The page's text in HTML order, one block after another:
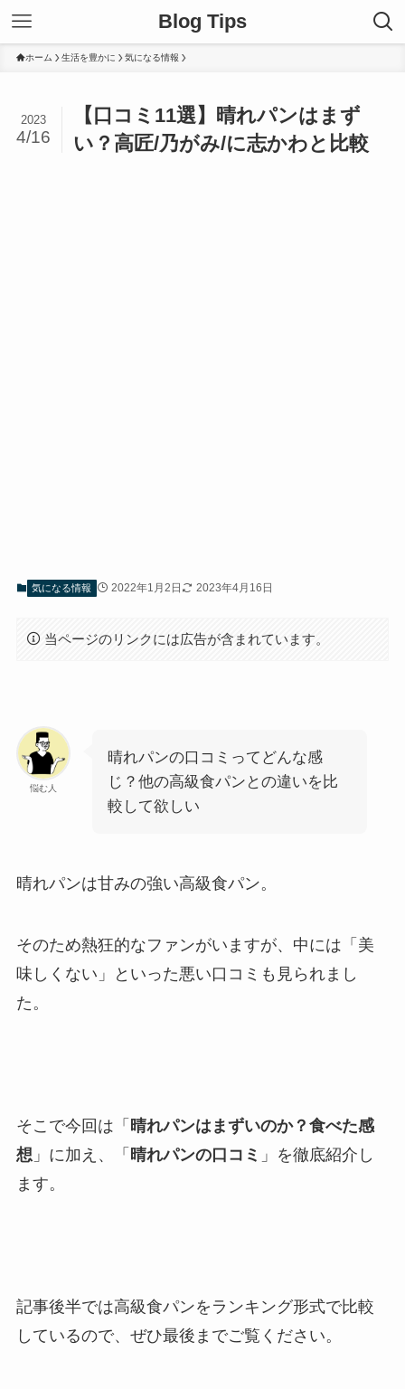
Blog Tips
ホーム 生活を豊かに 気になる情報
【口コミ11選】晴れパンはまず
い？高匠/乃がみ/に志かわと比較
2023
4/16
気になる情報 2022年1月2日 2023年4月16日
当ページのリンクには広告が含まれています。
悩む人
晴れパンの口コミってどんな感
じ？他の高級食パンとの違いを比
較して欲しい
晴れパンは甘みの強い高級食パン。
そのため熱狂的なファンがいますが、中には「美
味しくない」といった悪い口コミも見られまし
た。
そこで今回は「 晴れパンはまずいのか？食べた感
想 」に加え、「 晴れパンの口コミ 」を徹底紹介し
ます。
記事後半では高級食パンをランキング形式で比較
しているので、ぜひ最後までご覧ください。